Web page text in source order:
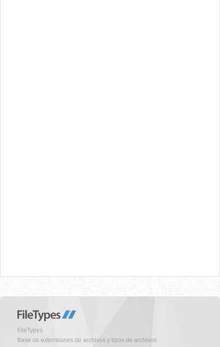
FileTypes
Base de extensiones de archivos y tipos de archivos